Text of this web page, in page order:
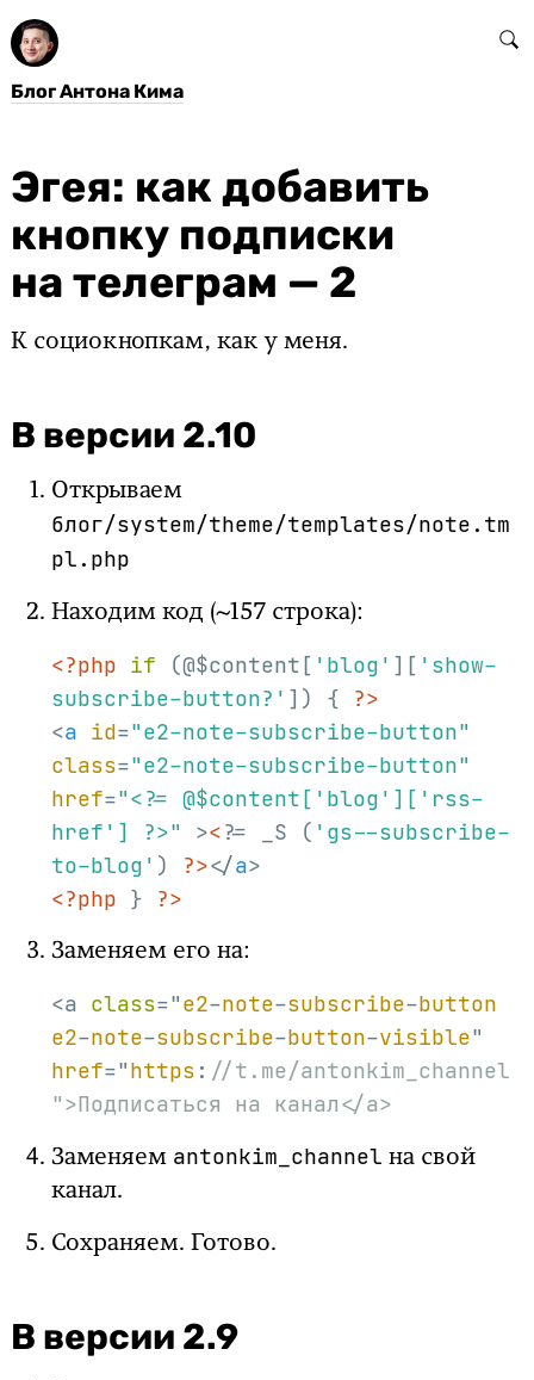
Блог Антона Кима
Эгея: как добавить
кнопку подписки
на телеграм — 2
К социокнопкам, как у меня.
В версии 2.10
Открываем
блог/system/theme/templates/note.tm
pl.php
Находим код (~157 строка):
<?php if (@$content[ 'blog' ][ 'show-
subscribe-button?' ]) { ?>
<a id="e2-note-subscribe-button"
class="e2-note-subscribe-button"
href="<?= @$content['blog']['rss-
href'] ?>"
><?= _S ( 'gs--subscribe-
to-blog' ) ?></a>
<?php } ?>
Заменяем его на:
<a class="e2-note-subscribe-button
e2-note-subscribe-button-visible
href="https : //t.me/antonkim_channel
">Подписаться на канал</a>
Заменяем antonkim_channel на свой
канал.
Сохраняем. Готово.
В версии 2.9